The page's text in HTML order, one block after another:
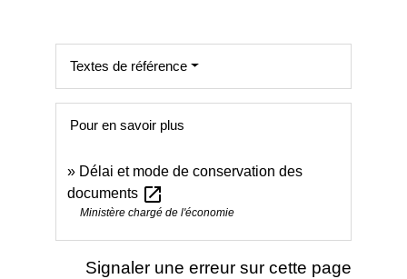
Textes de référence
Pour en savoir plus
Délai et mode de conservation des
documents open_in_new
Ministère chargé de l'économie
Signaler une erreur sur cette page